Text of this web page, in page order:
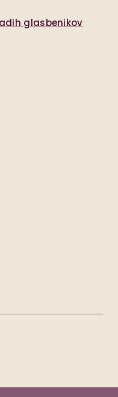
glasbenikov